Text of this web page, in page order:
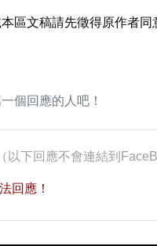
區文稿請先徵得原作者同
個回應的人吧！
（以下回應不會連結到
回應！